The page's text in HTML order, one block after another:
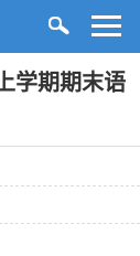
学期期末语